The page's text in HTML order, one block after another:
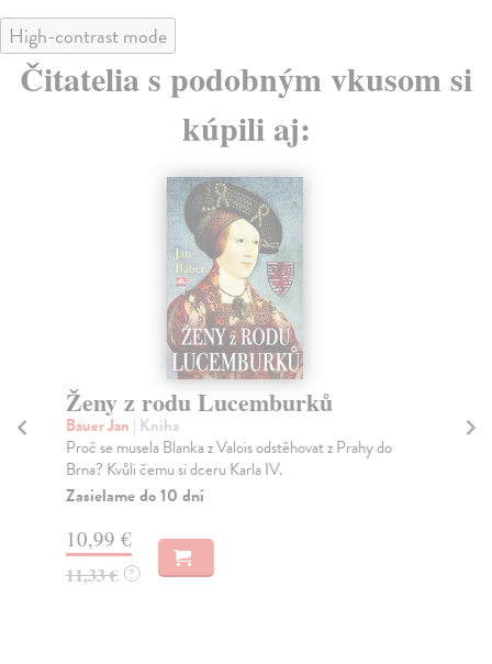
High-contrast mode
Čitatelia s podobným vkusom si
kúpili aj:
Ženy z rodu Lucemburků
Bauer Jan | Kniha
Proč se musela Blanka z Valois odstěhovat z Prahy do
Brna? Kvůli čemu si dceru Karla IV.
Zasielame do 10 dní
10,99 €
11,33 € ?